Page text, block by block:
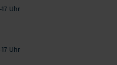
Uhr
Uhr